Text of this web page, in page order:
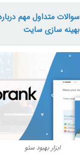
سوالات متداول مهم
بهینه سازی سایت
ابزار بهبود سئو